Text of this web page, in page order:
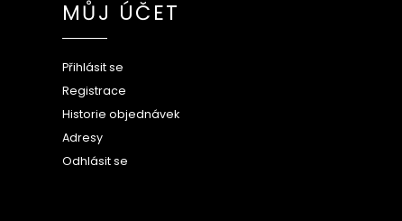
MŮJ ÚČET
Přihlásit se
Registrace
Historie objednávek
Adresy
Odhlásit se